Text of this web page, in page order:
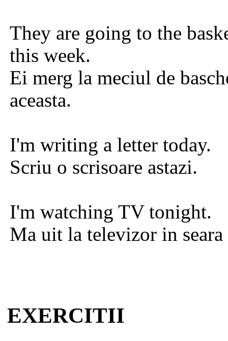
They are going to the
this week.
Ei merg la meciul de
aceasta.
I'm writing a lettertoday.
Scriu o scrisoare astazi.
I'm watching TVtonight.
Ma uit la televizor in seara
EXERCITII